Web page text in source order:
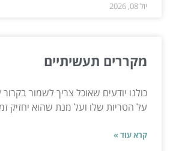
יול 08, 2026
מקררים תעשיתיים
כולנו יודעים שאוכל צריך לשמור
על הטריות שלו ועל מנת שהוא יחזיק
קרא עוד »